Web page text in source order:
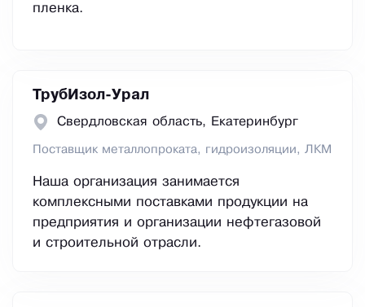
пленка.
ТрубИзол-Урал
Свердловская область, Екатеринбург
Поставщик металлопроката, гидроизоляции, ЛКМ
Наша организация занимается
комплексными поставками продукции на
предприятия и организации нефтегазовой
и строительной отрасли.